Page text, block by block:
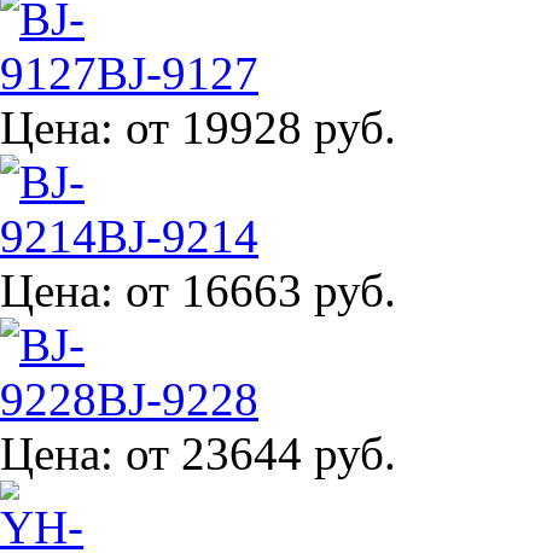
BJ-9127
Цена: от 19928 руб.
BJ-9214
Цена: от 16663 руб.
BJ-9228
Цена: от 23644 руб.